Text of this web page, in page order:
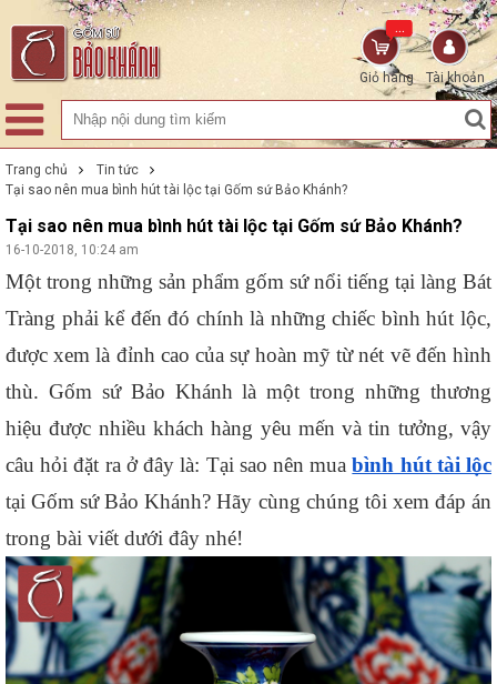
Tài khoản
Giỏ hàng
...
Trang chủ
Tin tức
Tại sao nên mua bình hút tài lộc tại Gốm sứ Bảo Khánh?
Tại sao nên mua bình hút tài lộc tại Gốm sứ Bảo Khánh?
16-10-2018, 10:24 am
Một trong những sản phẩm gốm sứ nổi tiếng tại làng Bát
Tràng phải kể đến đó chính là những chiếc bình hút lộc,
được xem là đỉnh cao của sự hoàn mỹ từ nét vẽ đến hình
thù. Gốm sứ Bảo Khánh là một trong những thương
hiệu được nhiều khách hàng yêu mến và tin tưởng, vậy
câu hỏi đặt ra ở đây là: Tại sao nên mua bình hút tài lộc
tại Gốm sứ Bảo Khánh? Hãy cùng chúng tôi xem đáp án
trong bài viết dưới đây nhé!